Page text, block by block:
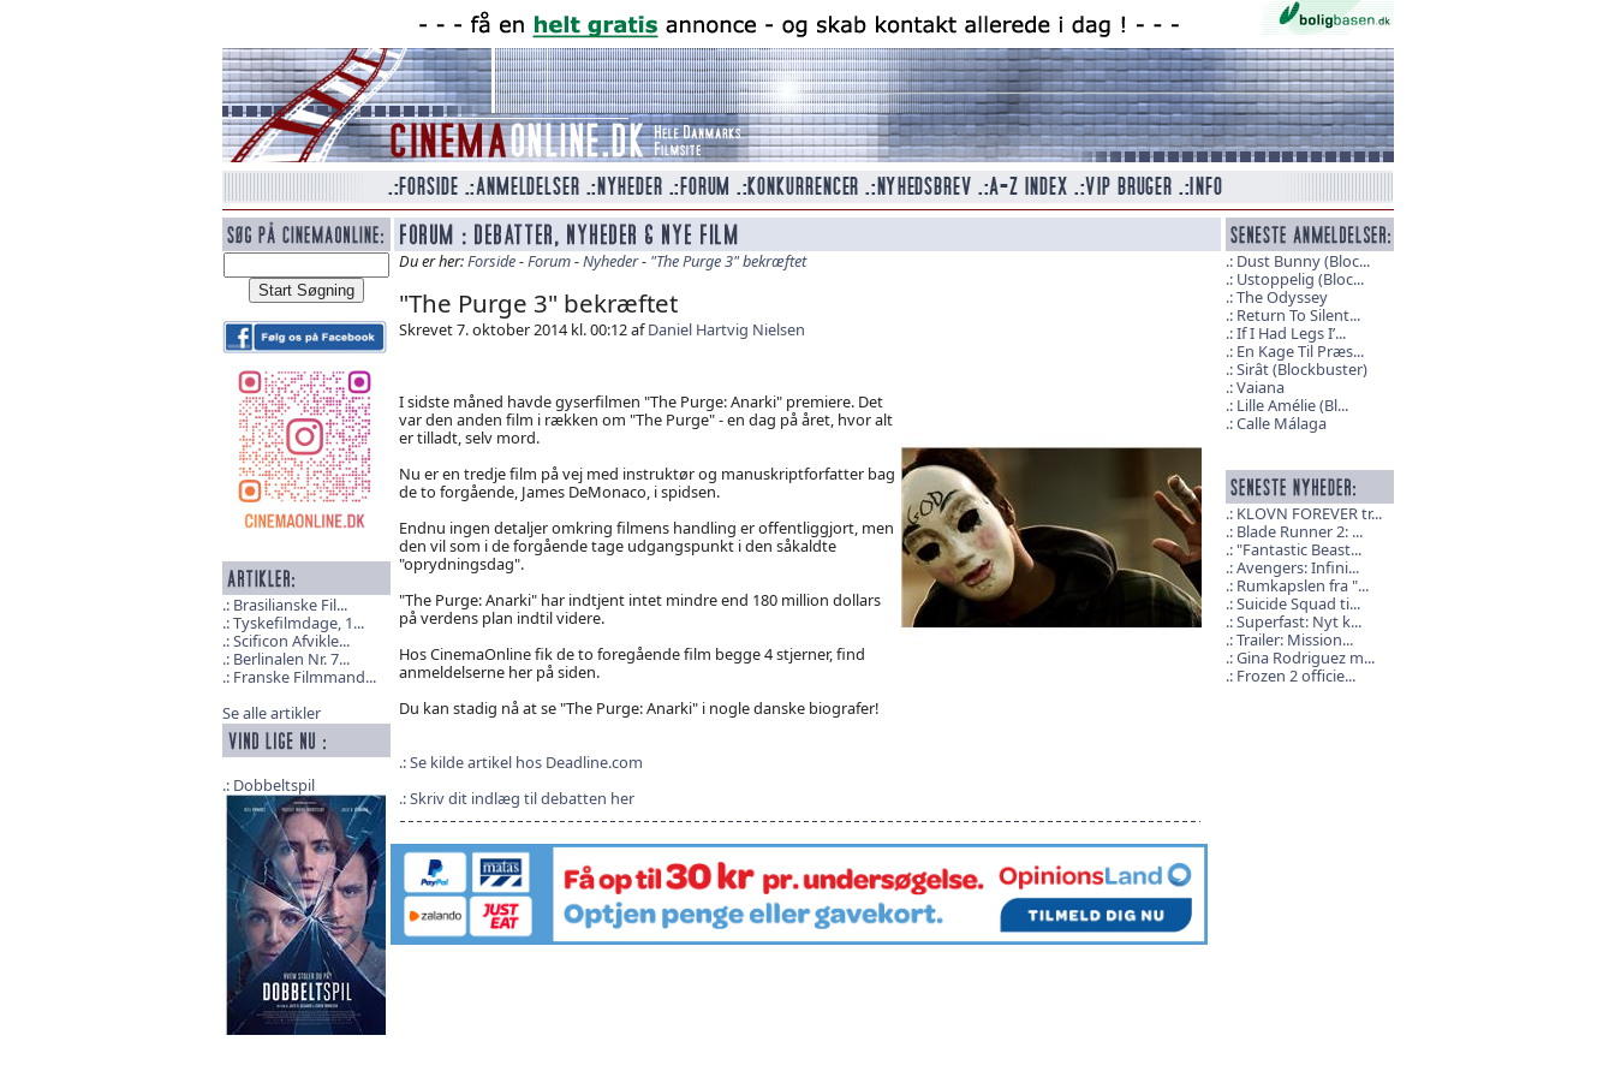
Brasilianske Fil...
Tyskefilmdage, 1...
Scificon Afvikle...
Berlinalen Nr. 7...
Franske Filmmand...
Se alle artikler
Dobbeltspil
Du er her:Forside-Forum-Nyheder- "The Purge 3" bekræftet
"The Purge 3" bekræftet
Skrevet 7. oktober 2014 kl. 00:12 afDaniel Hartvig Nielsen
I sidste måned havde gyserfilmen "The Purge: Anarki" premiere. Det
var den anden film i rækken om "The Purge" - en dag på året, hvor alt
er tilladt, selv mord.
Nu er en tredje film på vej med instruktør og manuskriptforfatter bag
de to forgående, James DeMonaco, i spidsen.
Endnu ingen detaljer omkring filmens handling er offentliggjort, men
den vil som i de forgående tage udgangspunkt i den såkaldte
"oprydningsdag".
"The Purge: Anarki" har indtjent intet mindre end 180 million dollars
på verdens plan indtil videre.
Hos CinemaOnline fik de to foregående film begge 4 stjerner, find
anmeldelserne her på siden.
Du kan stadig nå at se "The Purge: Anarki" i nogle danske biografer!
Se kilde artikel hos Deadline.com
Skriv dit indlæg til debatten her
Dust Bunny (Bloc...
Ustoppelig (Bloc...
The Odyssey
Return To Silent...
If I Had Legs I’...
En Kage Til Præs...
Sirât (Blockbuster)
Vaiana
Lille Amélie (Bl...
Calle Málaga
KLOVN FOREVER tr...
Blade Runner 2: ...
"Fantastic Beast...
Avengers: Infini...
Rumkapslen fra "...
Suicide Squad ti...
Superfast: Nyt k...
Trailer: Mission...
Gina Rodriguez m...
Frozen 2 officie...